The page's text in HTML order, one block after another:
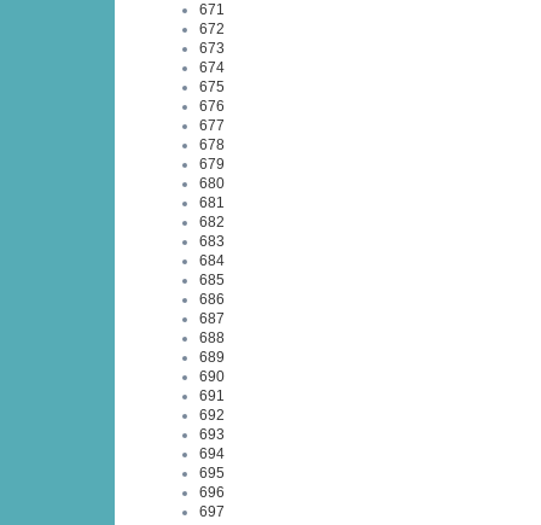
671
672
673
674
675
676
677
678
679
680
681
682
683
684
685
686
687
688
689
690
691
692
693
694
695
696
697